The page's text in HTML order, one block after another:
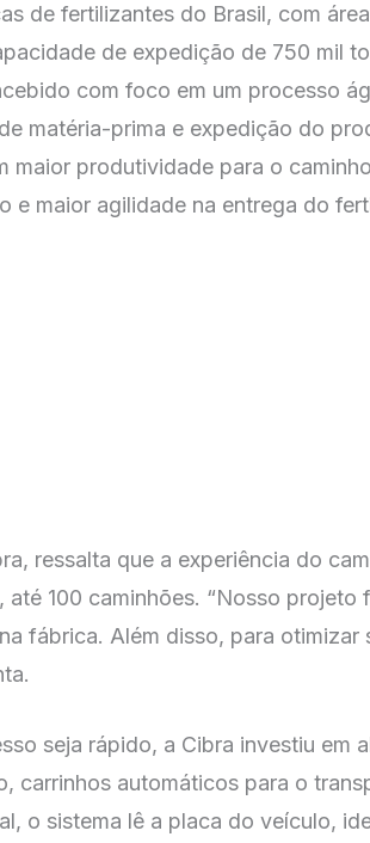
de fertilizantes do Brasil, com
de expedição de 750 mil
com foco em um processo
matéria-prima e expedição do
maior produtividade para o
e maior agilidade na entrega do
ressalta que a experiência do
até 100 caminhões. “Nosso
fábrica. Além disso, para
seja rápido, a Cibra investiu
carrinhos automáticos para o
o sistema lê a placa do veículo,